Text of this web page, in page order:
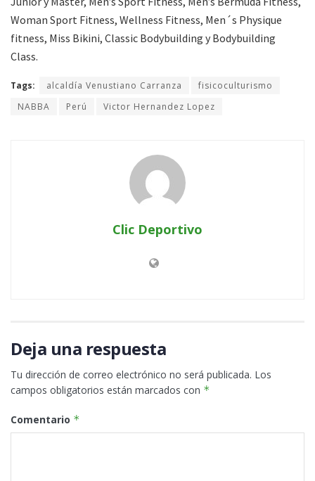
Woman Sport Fitness, Wellness Fitness, Men´s Physique
fitness, Miss Bikini, Classic Bodybuilding y Bodybuilding
Class.
Tags: alcaldía Venustiano Carranza
fisicoculturismo
NABBA
Perú Victor Hernandez Lopez
Clic Deportivo
Deja una respuesta
Tu dirección de correo electrónico no será publicada. Los
campos obligatorios están marcados con *
Comentario *